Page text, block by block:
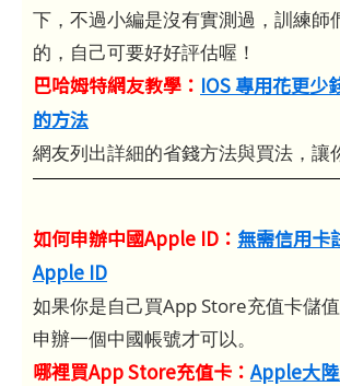
下，不過小編是沒有實測過，訓練師
的，自己可要好好評估喔！
巴哈姆特網友教學： IOS 專用花更少
的方法
網友列出詳細的省錢方法與買法，讓
如何申辦中國Apple ID： 無需信用卡
Apple ID
如果你是自己買App Store充值卡儲
申辦一個中國帳號才可以。
哪裡買App Store充值卡： Apple大